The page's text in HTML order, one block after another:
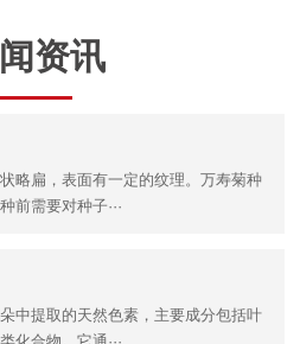
资讯
略扁，表面有一定的纹理。万寿菊种
前需要对种子···
中提取的天然色素，主要成分包括叶